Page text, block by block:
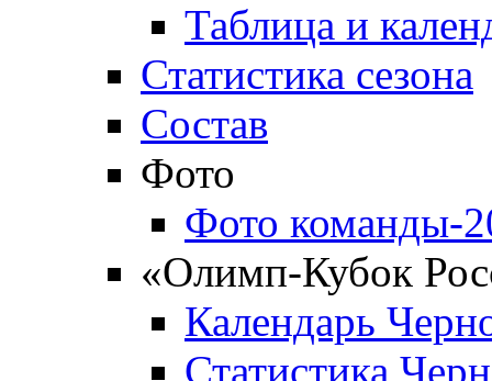
Таблица и
Статистика сезона
Состав
Фото
Фото команды-
«Олимп-Кубок
Календарь
Статистика